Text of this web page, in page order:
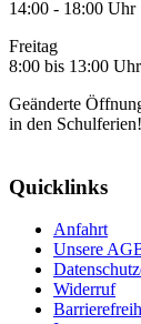
14:00 - 18:00 Uhr
Freitag
8:00 bis 13:00 Uhr
Geänderte
in den Schulferien!
Quicklinks
Anfahrt
Unsere
Widerruf